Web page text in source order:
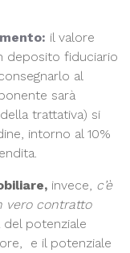
il valore
deposito fiduciario
al
sarà
trattativa) si
intorno al 10%
invece, c’è
vero contratto
potenziale
e il potenziale